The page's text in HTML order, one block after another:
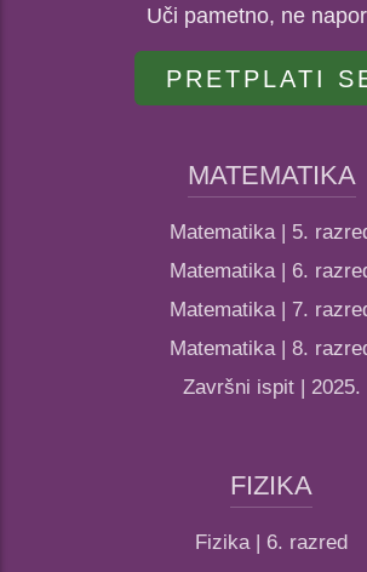
Uči pametno, ne
PRETPLATI
MATEMATIKA
Matematika | 5.
Matematika | 6.
Matematika | 7.
Matematika | 8.
Završni ispit | 2025.
FIZIKA
Fizika | 6. razred